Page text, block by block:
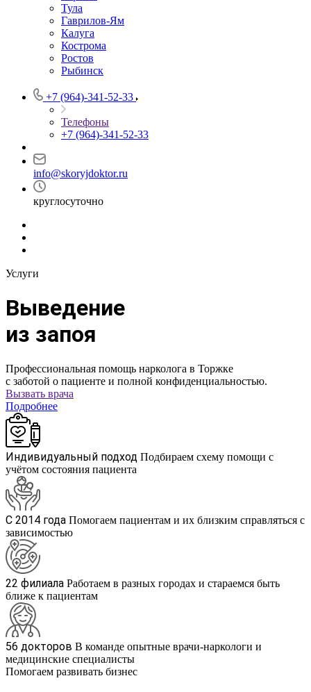
Тула
Гаврилов-Ям
Калуга
Кострома
Ростов
Рыбинск
+7 (964)-341-52-33
Телефоны
+7 (964)-341-52-33
info@skoryjdoktor.ru
круглосуточно
Услуги
Выведение
из запоя
Профессиональная помощь нарколога в Торжке
с заботой о пациенте и полной конфиденциальностью.
Вызвать врача
Подробнее
Индивидуальный подход Подбираем схему помощи с
учётом состояния пациента
С 2014 года Помогаем пациентам и их близким справляться с
зависимостью
22 филиала Работаем в разных городах и стараемся быть
ближе к пациентам
56 докторов В команде опытные врачи-наркологи и
медицинские специалисты
Помогаем развивать бизнес